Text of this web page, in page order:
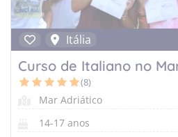
Itália
Curso de Italiano no
(8)
Mar Adriático
14-17 anos